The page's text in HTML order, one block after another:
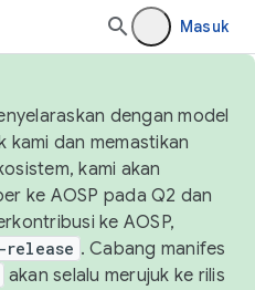
Masuk
dengan model
dan memastikan
kami akan
ke AOSP pada Q2 dan
ke AOSP,
. Cabang manifes
akan selalu merujuk ke rilis